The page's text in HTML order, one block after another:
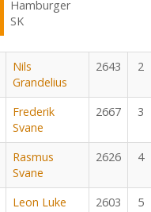
Hamburger
SK
Nils
Grandelius
2643 2
Frederik
Svane
2667 3
Rasmus
Svane
2626 4
Leon Luke
2603 5